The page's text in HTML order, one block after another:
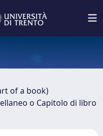
of a book)
o Capitolo di libro